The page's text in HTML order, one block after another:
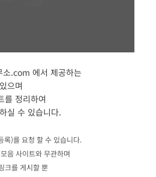
소.com 에서 제공하는
으며
를 정리하여
실 수 있습니다.
록)를 요청 할 수 있습니다.
음 사이트와 무관하며
크를 게시할 뿐